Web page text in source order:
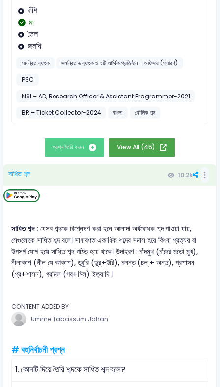
বাঁশি
মা
তৈল
জলধি
সমন্বিত ব্যাংক
সমন্বিত ৬ ব্যাংক ও ২টি আর্থিক প্রতিষ্ঠান - অফিসার (সাধারণ)
PSC
NSI – AD, Research Officer & Assistant Programmer-2021
BR – Ticket Collector-2024
বাংলা মৌলিক শব্দ
প্রশ্ন তৈরি করুন View All (45)
সাধিত শব্দ 10.2k
সাধিত শব্দ : যেসব শব্দকে বিশ্লেষণ করা হলে আলাদা অর্থবোধক শব্দ পাওয়া যায়,
সেগুলোকে সাধিত শব্দ বলে। সাধারণত একাধিক শব্দের সমাস হয়ে কিংবা প্রত্যয় বা
উপসর্গ যোগ হয়ে সাধিত শব্দ গঠিত হয়ে থাকে। উদাহরণ : চাঁদমুখ (চাঁদের মতো মুখ),
নীলাকাশ (নীল যে আকাশ), ডুবুরি (ডুর্+উরি), চলন্ত (চল্ + অন্ত), প্রশাসন
(প্র+শাসন), গরমিল (গর+মিল) ইত্যাদি ।
CONTENT ADDED BY
Umme Tabassum Jahan
# বহুনির্বাচনী প্রশ্ন
1.কোনটি দিয়ে তৈরি শব্দকে সাধিত শব্দ বলে?